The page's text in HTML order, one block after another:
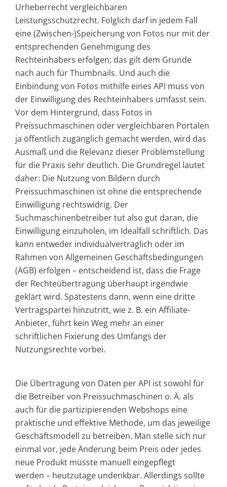
Urheberrecht vergleichbaren
Leistungsschutzrecht. Folglich darf in jedem Fall
eine (Zwischen-)Speicherung von Fotos nur mit der
entsprechenden Genehmigung des
Rechteinhabers erfolgen; das gilt dem Grunde
nach auch für Thumbnails. Und auch die
Einbindung von Fotos mithilfe eines API muss von
der Einwilligung des Rechteinhabers umfasst sein.
Vor dem Hintergrund, dass Fotos in
Preissuchmaschinen oder vergleichbaren Portalen
ja öffentlich zugänglich gemacht werden, wird das
Ausmaß und die Relevanz dieser Problemstellung
für die Praxis sehr deutlich. Die Grundregel lautet
daher: Die Nutzung von Bildern durch
Preissuchmaschinen ist ohne die entsprechende
Einwilligung rechtswidrig. Der
Suchmaschinenbetreiber tut also gut daran, die
Einwilligung einzuholen, im Idealfall schriftlich. Das
kann entweder individualvertraglich oder im
Rahmen von Allgemeinen Geschäftsbedingungen
(AGB) erfolgen – entscheidend ist, dass die Frage
der Rechteübertragung überhaupt irgendwie
geklärt wird. Spätestens dann, wenn eine dritte
Vertragspartei hinzutritt, wie z. B. ein Affiliate-
Anbieter, führt kein Weg mehr an einer
schriftlichen Fixierung des Umfangs der
Nutzungsrechte vorbei.
Die Übertragung von Daten per API ist sowohl für
die Betreiber von Preissuchmaschinen o. Ä. als
auch für die partizipierenden Webshops eine
praktische und effektive Methode, um das jeweilige
Geschäftsmodell zu betreiben. Man stelle sich nur
einmal vor, jede Änderung beim Preis oder jedes
neue Produkt müsste manuell eingepflegt
werden – heutzutage undenkbar. Allerdings sollte